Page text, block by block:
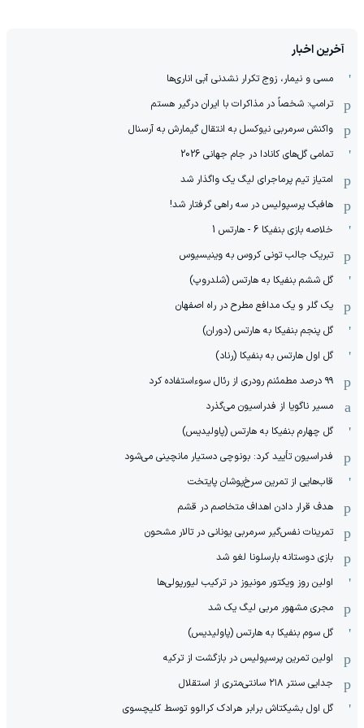
آخرین اخبار
مسی و نیمار، زوج تکرار نشدنی آبی اناری‌ها
ترامپ: شخصاً در مذاکرات با ایران درگیر هستم
واکنش سرمربی نیوکسل به انتقال گیمارش به آرسنال
تمامی گل‌های کانادا در جام جهانی 2026
امتیاز تیم پرماجرای لیگ یک واگذار شد
هافبک پرسپولیس در سه راهی گرفتار شد!
خلاصه بازی بنفیکا 6 - هارتس 1
تبریک جالب تونی کروس به وینیسیوس
گل ششم بنفیکا به هارتس (شلدروپ)
یک گلر و یک مدافع مطرح در راه اصفهان
گل پنجم بنفیکا به هارتس (دوران)
گل اول هارتس به بنفیکا (رناد)
۹۹ درصد مطمئنم رودری از رئال سوءاستفاده کرد
مسیر ناگویا از فدراسیون می‌گذرد
گل چهارم بنفیکا به هارتس (پاولیدیس)
فدراسیون تأیید کرد: بونوچی دستیار مانچینی می‌شود
قاب‌هایی از تمرین سرخ‌پوشان پایتخت
هدف قرار دادن اهداف متخاصم در قشم
‏تمرینات نفس‌گیر سرمربی یونانی در تالار مشحون
بازی دوستانه بارسلونا لغو شد
اولین روز ویکتور مونیوز در ترکیب لیورپولی‌ها
مجری مشهور مربی لیگ یک شد
گل سوم بنفیکا به هارتس (پاولیدیس)
اولین تمرین پرسپولیس در بازگشت از ترکیه
جدایی سنتر ۲۱۸ سانتی‌متری از استقلال
گل اول بشیکتاش برابر هرادک کرالوو توسط کلیچسوی